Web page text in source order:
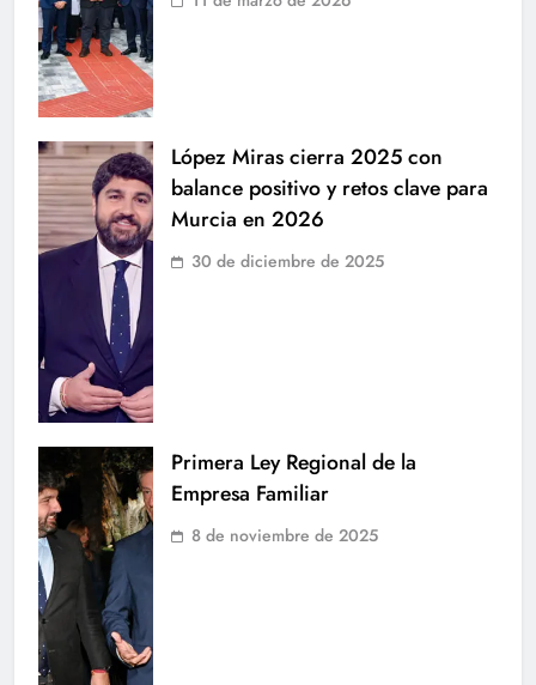
López Miras cierra 2025 con
balance positivo y retos clave para
Murcia en 2026
30 de diciembre de 2025
Primera Ley Regional de la
Empresa Familiar
8 de noviembre de 2025